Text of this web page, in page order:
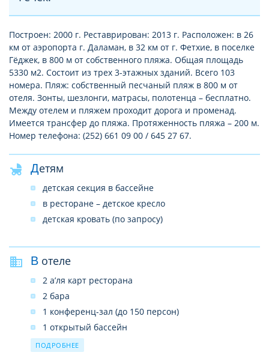
Построен: 2000 г. Реставрирован: 2013 г. Расположен: в 26
км от аэропорта г. Даламан, в 32 км от г. Фетхие, в поселке
Гёджек, в 800 м от собственного пляжа. Общая площадь
5330 м2. Состоит из трех 3-этажных зданий. Всего 103
номера. Пляж: собственный песчаный пляж в 800 м от
отеля. Зонты, шезлонги, матрасы, полотенца – бесплатно.
Между отелем и пляжем проходит дорога и променад.
Имеется трансфер до пляжа. Протяженность пляжа – 200 м.
Номер телефона: (252) 661 09 00 / 645 27 67.
Детям
детская секция в бассейне
в ресторане – детское кресло
детская кровать (по запросу)
В отеле
2 а’ля карт ресторана
2 бара
1 конференц-зал (до 150 персон)
1 открытый бассейн
SPA–центр
ПОДРОБНЕЕ